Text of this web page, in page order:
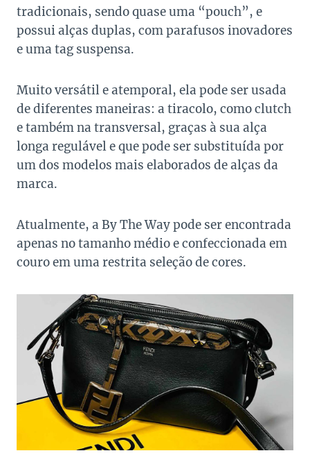
tradicionais, sendo quase uma “pouch”, e
possui alças duplas, com parafusos inovadores
e uma tag suspensa.
Muito versátil e atemporal, ela pode ser usada
de diferentes maneiras: a tiracolo, como clutch
e também na transversal, graças à sua alça
longa regulável e que pode ser substituída por
um dos modelos mais elaborados de alças da
marca.
Atualmente, a By The Way pode ser encontrada
apenas no tamanho médio e confeccionada em
couro em uma restrita seleção de cores.